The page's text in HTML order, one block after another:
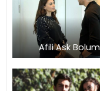
Afili Ask Bolum